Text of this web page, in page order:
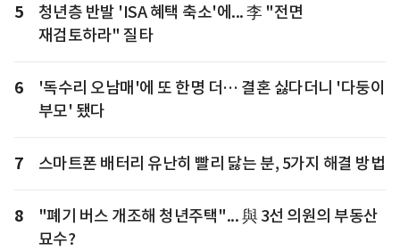
5
청년층 반발 'ISA 혜택 축소'에... 李 "전면
재검토하라" 질타
6
'독수리 오남매'에 또 한명 더… 결혼 싫다더니 '다둥이
부모' 됐다
7 스마트폰 배터리 유난히 빨리 닳는 분, 5가지 해결 방법
8
"폐기 버스 개조해 청년주택"... 與 3선 의원의 부동산
묘수?